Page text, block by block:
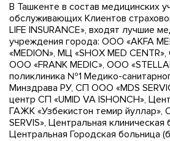
В Ташкенте в состав медицинских
обслуживающих Клиентов
LIFE INSURANCE», входят лучшие
учреждения города: ООО «AKFA
«MEDION», МЦ «SHOX MED CENTR»,
OOO «FRANK MEDIC», OOO
поликлиника №1 Медико-
Минздрава РУ, СП ООО «MDS
центр СП «UMID VA ISHONCH»,
ГАЖК «Узбекистон темир йуллар»,
SERVIS», Центральная
Центральная Городская больница